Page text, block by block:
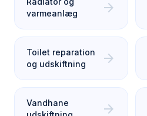
varmeanlæg
arrow_forward
Toilet reparation
og udskiftning
arrow_forward
Vandhane
arrow_forward